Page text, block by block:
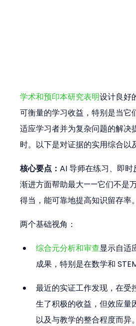
学术和预印本研究表明设计良好
可衡量的学习收益，特别是当它
适应学习者并为复杂问题的解决
时。以下是对证据的实用综合以
核心要点：AI 导师在练习、即
渐进方面帮助最大——它们不是
得当，能可靠地提高知识留存率。
两个基础视角：
综合元分析和审查显示自适
成果，特别是在数学和
最近的实证工作发现，在受
生了积极的收益，但效应量
以及与教学的整合程度而异。